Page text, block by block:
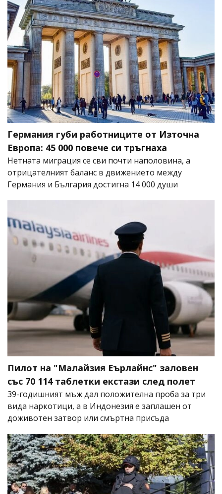
Германия губи работниците от Източна
Европа: 45 000 повече си тръгнаха
Нетната миграция се сви почти наполовина, а
отрицателният баланс в движението между
Германия и България достигна 14 000 души
Пилот на "Малайзия Еърлайнс" заловен
със 70 114 таблетки екстази след полет
39-годишният мъж дал положителна проба за три
вида наркотици, а в Индонезия е заплашен от
доживотен затвор или смъртна присъда